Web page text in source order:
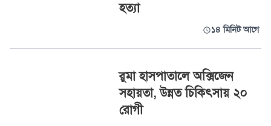
হত্যা
১৪ মিনিট আগে
রুমা হাসপাতালে অক্সিজেন
সহায়তা, উন্নত চিকিৎসায় ২০
রোগী